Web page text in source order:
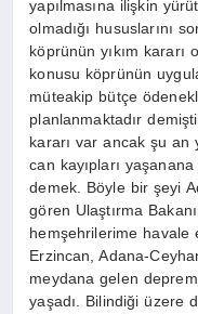
yapılmasına ilişkin
olmadığı hususlarını
köprünün yıkım
konusu köprünün
müteakip bütçe
planlanmaktadır
kararı var ancak şu an
can kayıpları
demek. Böyle bir şeyi
gören Ulaştırma
hemşehrilerime havale
Erzincan, Adana-
meydana gelen
yaşadı. Bilindiği üzere